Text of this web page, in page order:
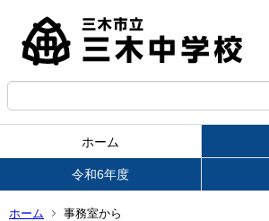
ホーム
令和6年度
ホーム 事務室から